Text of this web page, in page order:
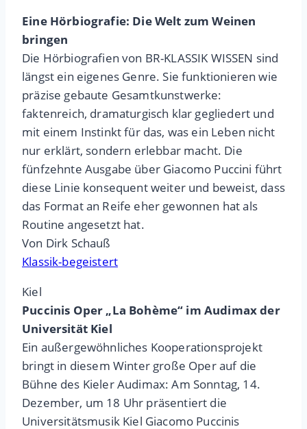
Eine Hörbiografie: Die Welt zum Weinen
bringen
Die Hörbiografien von BR-KLASSIK WISSEN sind
längst ein eigenes Genre. Sie funktionieren wie
präzise gebaute Gesamtkunstwerke:
faktenreich, dramaturgisch klar gegliedert und
mit einem Instinkt für das, was ein Leben nicht
nur erklärt, sondern erlebbar macht. Die
fünfzehnte Ausgabe über Giacomo Puccini führt
diese Linie konsequent weiter und beweist, dass
das Format an Reife eher gewonnen hat als
Routine angesetzt hat.
Von Dirk Schauß
Klassik-begeistert
Kiel
Puccinis Oper „La Bohème“ im Audimax der
Universität Kiel
Ein außergewöhnliches Kooperationsprojekt
bringt in diesem Winter große Oper auf die
Bühne des Kieler Audimax: Am Sonntag, 14.
Dezember, um 18 Uhr präsentiert die
Universitätsmusik Kiel Giacomo Puccinis